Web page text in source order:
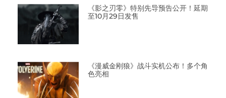
《影之刃零》特别先导预告公开！延期
至10月29日发售
《漫威金刚狼》战斗实机公布！多个角
色亮相